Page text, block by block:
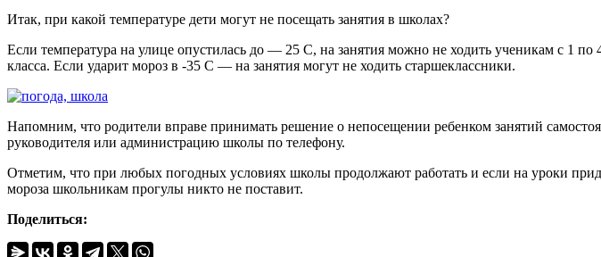
Итак, при какой температуре дети могут не посещать занятия в школах?
Если температура на улице опустилась до — 25 С, на занятия можно не ходить ученикам с
класса. Если ударит мороз в -35 С — на занятия могут не ходить старшеклассники.
Напомним, что родители вправе принимать решение о непосещении ребенком занятий
руководителя или администрацию школы по телефону.
Отметим, что при любых погодных условиях школы продолжают работать и если на уроки
мороза школьникам прогулы никто не поставит.
Поделиться: